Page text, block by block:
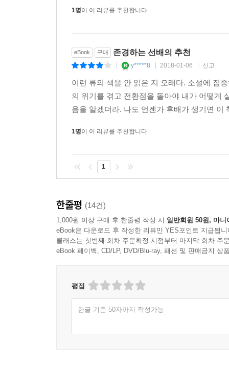
1명이 이 리뷰를 추천합니다.
eBook 구매 존경하는 선배의 추천
y*****8 2018-01-06 신고
이런 류의 책을 안 읽은 지 오래다. 소설에 집
의 위기를 겪고 전환점을 돌아야 내가 어떻게
음을 알겠더라. 나도 언젠가 후배가 생기면
1명이 이 리뷰를 추천합니다.
1
한줄평 (14건)
1,000원 이상 구매 후 한줄평 작성 시 일반회원 50원, 마니
eBook은 다운로드 후 작성한 리뷰만 YES포인트 지급됩니
클래스는 첫번째 회차 주문확정 시점부터 마지막 회차 주
eBook 페이백, CD/LP, DVD/Blu-ray, 패션 및 판매금지 상
평점
한글 기준 50자까지 작성가능